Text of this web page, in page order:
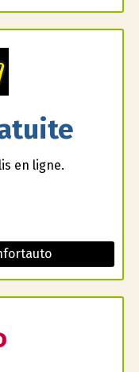
en ligne.